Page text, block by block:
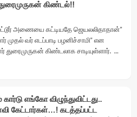
துரைமுருகன் கிண்டல்!!
அணையை கட்டியதே ஜெயலலிதாதான்”
முதல் வர் எடப்பாடி பழனிச்சாமி” என
துரைமுருகன் கிண்டலாக சாடியுள்ளார். ...
எங்கோ விழுந்துவிட்டது..
கேட்டார்கள்…! கடத்தப்பட்ட